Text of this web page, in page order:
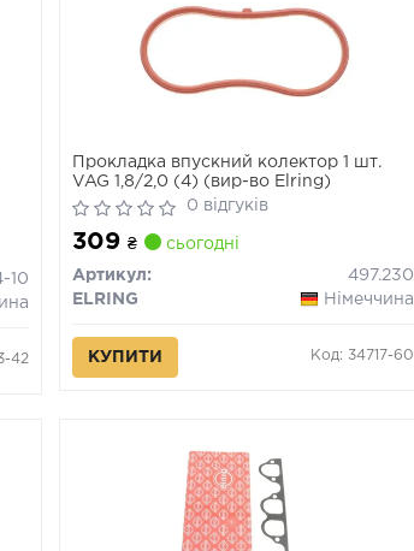
10
42
Прокладка впускний колектор 1 шт.
VAG 1,8/2,0 (4) (вир-во Elring)
0 відгуків
309₴ сьогодні
Артикул:
497.230
ELRING
Німеччина
КУПИТИ Код: 34717-60